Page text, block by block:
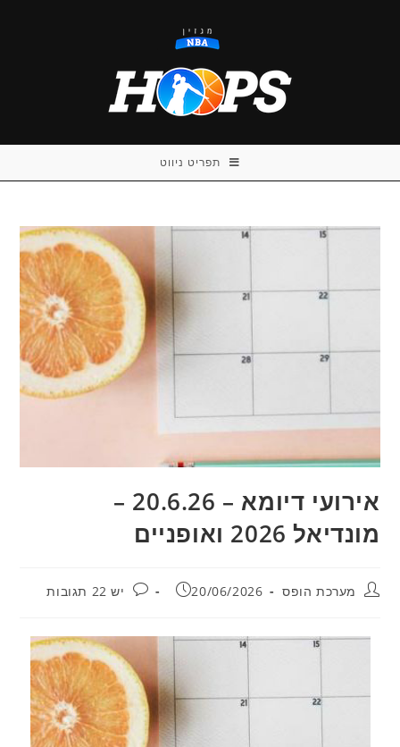
תפריט ניווט
אירועי דיומא – 20.6.26 –
מונדיאל 2026 ואופניים
מחבר:מערכת הופס פורסם:
20/06/2026 תגובות:
יש 22 תגובות